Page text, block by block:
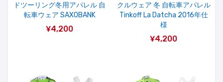
ドツーリング冬用アパレル 自
転車ウェア SAXOBANK
¥4,200
クルウェア 冬 自転車アパレル
Tinkoff La Datcha 2016年仕
様
¥4,200